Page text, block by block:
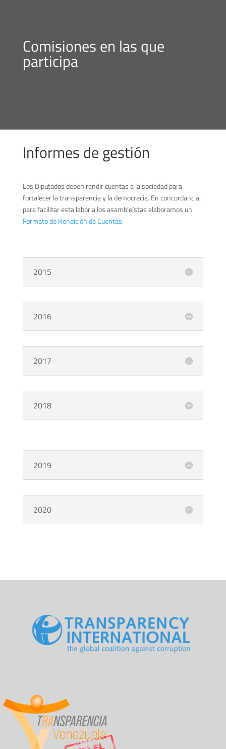
Comisiones en las que
participa
Informes de gestión
Los Diputados deben rendir cuentas a la sociedad para
fortalecer la transparencia y la democracia. En concordancia,
para facilitar esta labor a los asambleístas elaboramos un
Formato de Rendición de Cuentas.
2015
2016
2017
2018
2019
2020